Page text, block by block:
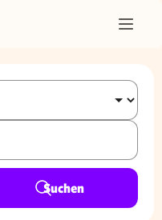
Suchen